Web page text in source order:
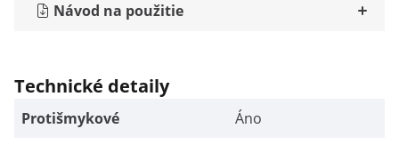
Návod na použitie
Technické detaily
Protišmykové
Áno